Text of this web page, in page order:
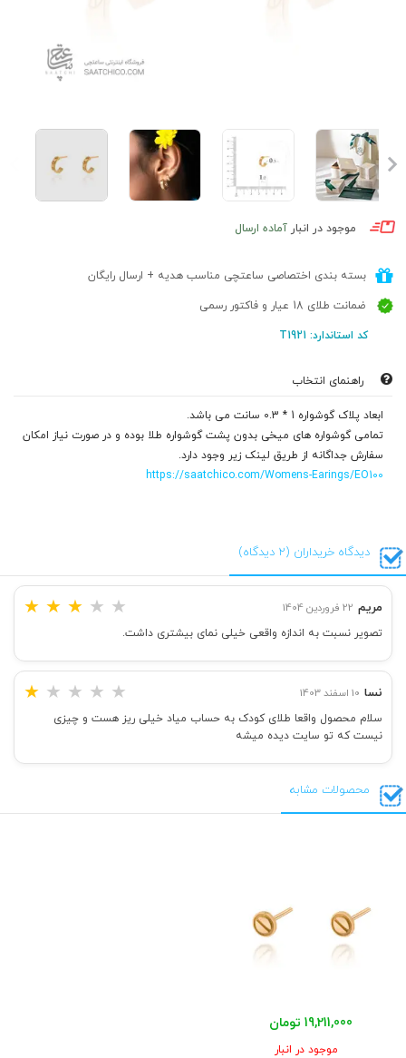
موجود در انبار آماده ارسال
بسته بندی اختصاصی ساعتچی مناسب هدیه + ارسال رایگان
ضمانت طلای 18 عیار و فاکتور رسمی
کد استاندارد: T1921
راهنمای انتخاب
ابعاد پلاک گوشواره 1 * 0.3 سانت می باشد.
تمامی گوشواره های میخی بدون پشت گوشواره طلا بوده و در صورت نیاز امکان
سفارش جداگانه از طریق لینک زیر وجود دارد.
https://saatchico.com/Womens-Earings/EO100
دیدگاه خریداران (2 دیدگاه)
مریم 22 فروردین 1404 ★ ★ ★ ★ ★
تصویر نسبت به اندازه واقعی خیلی نمای بیشتری داشت.
نسا 10 اسفند 1403 ★ ★ ★ ★ ★
سلام محصول واقعا طلای کودک به حساب میاد خیلی ریز هست و چیزی
نیست که تو سایت دیده میشه
محصولات مشابه
19,211,000 تومان
موجود در انبار